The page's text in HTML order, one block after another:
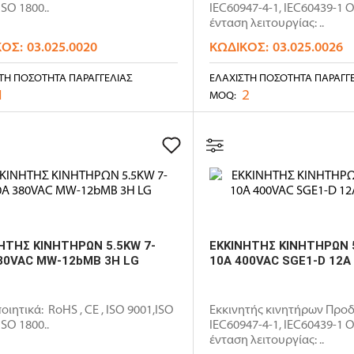
1800..
03.025.0020
ΠΟΣΌΤΗΤΑ ΠΑΡΑΓΓΕΛΊΑΣ
IEC60947-4-1, IEC60439-1
ένταση λειτουργίας: ..
ΚΩΔΙΚΌΣ: 03.025.0026
ΕΛΆΧΙΣΤΗ ΠΟΣΌΤΗΤΑ
MOQ: 2
ΚΙΝΗΤΗΡΩΝ 5.5KW 7-
MW-12bMB 3H LG
RoHS , CE , ISO 9001,ISO
1800..
ΕΚΚΙΝΗΤΗΣ ΚΙΝΗΤΗΡΩΝ
10A 400VAC SGE1-D 12A
Εκκινητής κινητήρων
IEC60947-4-1, IEC60439-1
ένταση λειτουργίας: ..